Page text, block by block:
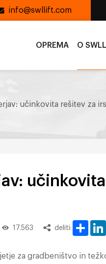
info@swllift.com
OPREMA O
učinkovita rešitev za
17.563 deliti:
Share
za gradbeništvo in